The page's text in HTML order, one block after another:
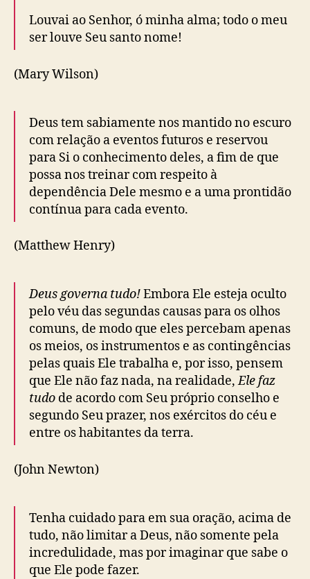
Louvai ao Senhor, ó minha alma; todo o meu
ser louve Seu santo nome!
(Mary Wilson)
Deus tem sabiamente nos mantido no escuro
com relação a eventos futuros e reservou
para Si o conhecimento deles, a fim de que
possa nos treinar com respeito à
dependência Dele mesmo e a uma prontidão
contínua para cada evento.
(Matthew Henry)
Deus governa tudo!Embora Ele esteja oculto
pelo véu das segundas causas para os olhos
comuns, de modo que eles percebam apenas
os meios, os instrumentos e as contingências
pelas quais Ele trabalha e, por isso, pensem
que Ele não faz nada, na realidade,Ele faz
tudo de acordo com Seu próprio conselho e
segundo Seu prazer, nos exércitos do céu e
entre os habitantes da terra.
(John Newton)
Tenha cuidado para em sua oração, acima de
tudo, não limitar a Deus, não somente pela
incredulidade, mas por imaginar que sabe o
que Ele pode fazer.